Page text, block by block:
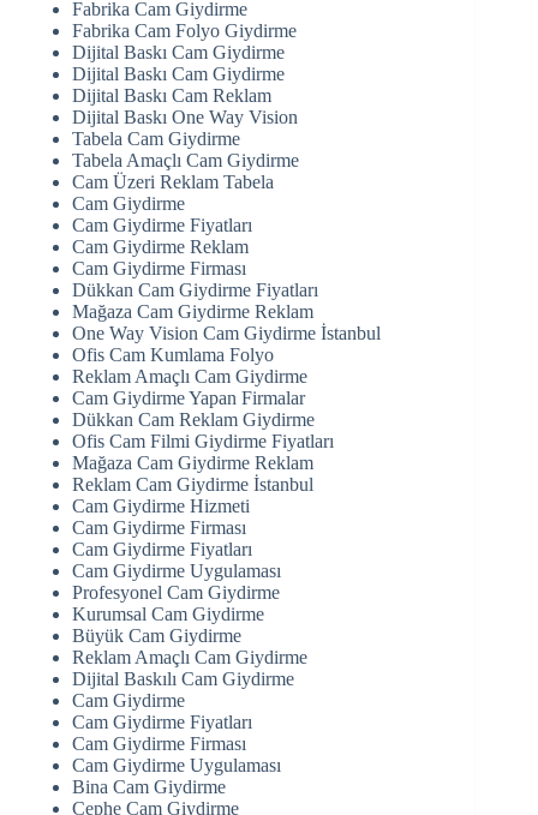
Fabrika Cam Giydirme
Fabrika Cam Folyo Giydirme
Dijital Baskı Cam Giydirme
Dijital Baskı Cam Giydirme
Dijital Baskı Cam Reklam
Dijital Baskı One Way Vision
Tabela Cam Giydirme
Tabela Amaçlı Cam Giydirme
Cam Üzeri Reklam Tabela
Cam Giydirme
Cam Giydirme Fiyatları
Cam Giydirme Reklam
Cam Giydirme Firması
Dükkan Cam Giydirme Fiyatları
Mağaza Cam Giydirme Reklam
One Way Vision Cam Giydirme İstanbul
Ofis Cam Kumlama Folyo
Reklam Amaçlı Cam Giydirme
Cam Giydirme Yapan Firmalar
Dükkan Cam Reklam Giydirme
Ofis Cam Filmi Giydirme Fiyatları
Mağaza Cam Giydirme Reklam
Reklam Cam Giydirme İstanbul
Cam Giydirme Hizmeti
Cam Giydirme Firması
Cam Giydirme Fiyatları
Cam Giydirme Uygulaması
Profesyonel Cam Giydirme
Kurumsal Cam Giydirme
Büyük Cam Giydirme
Reklam Amaçlı Cam Giydirme
Dijital Baskılı Cam Giydirme
Cam Giydirme
Cam Giydirme Fiyatları
Cam Giydirme Firması
Cam Giydirme Uygulaması
Bina Cam Giydirme
Cephe Cam Giydirme